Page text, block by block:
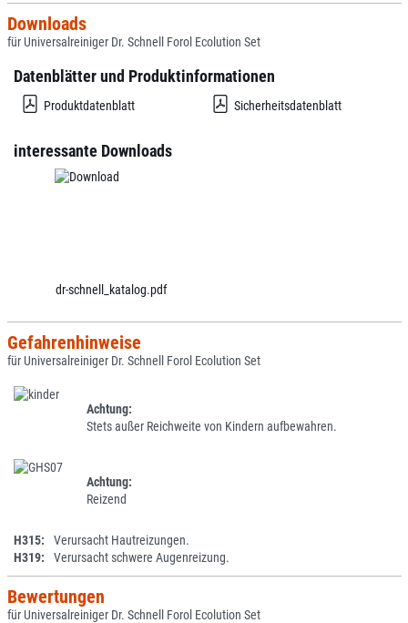
Downloads
für Universalreiniger Dr. Schnell Forol Ecolution Set
Datenblätter und Produktinformationen
Produktdatenblatt Sicherheitsdatenblatt
interessante Downloads
dr-schnell_katalog.pdf
Gefahrenhinweise
für Universalreiniger Dr. Schnell Forol Ecolution Set
Achtung:
Stets außer Reichweite von Kindern aufbewahren.
Achtung:
Reizend
H315:
Verursacht Hautreizungen.
H319:
Verursacht schwere Augenreizung.
Bewertungen
für Universalreiniger Dr. Schnell Forol Ecolution Set